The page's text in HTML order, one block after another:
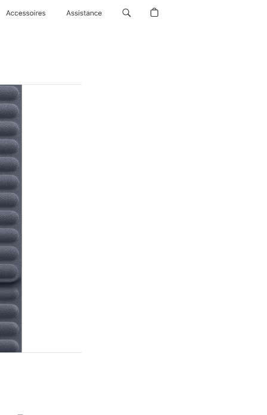
Accessoires Assistance